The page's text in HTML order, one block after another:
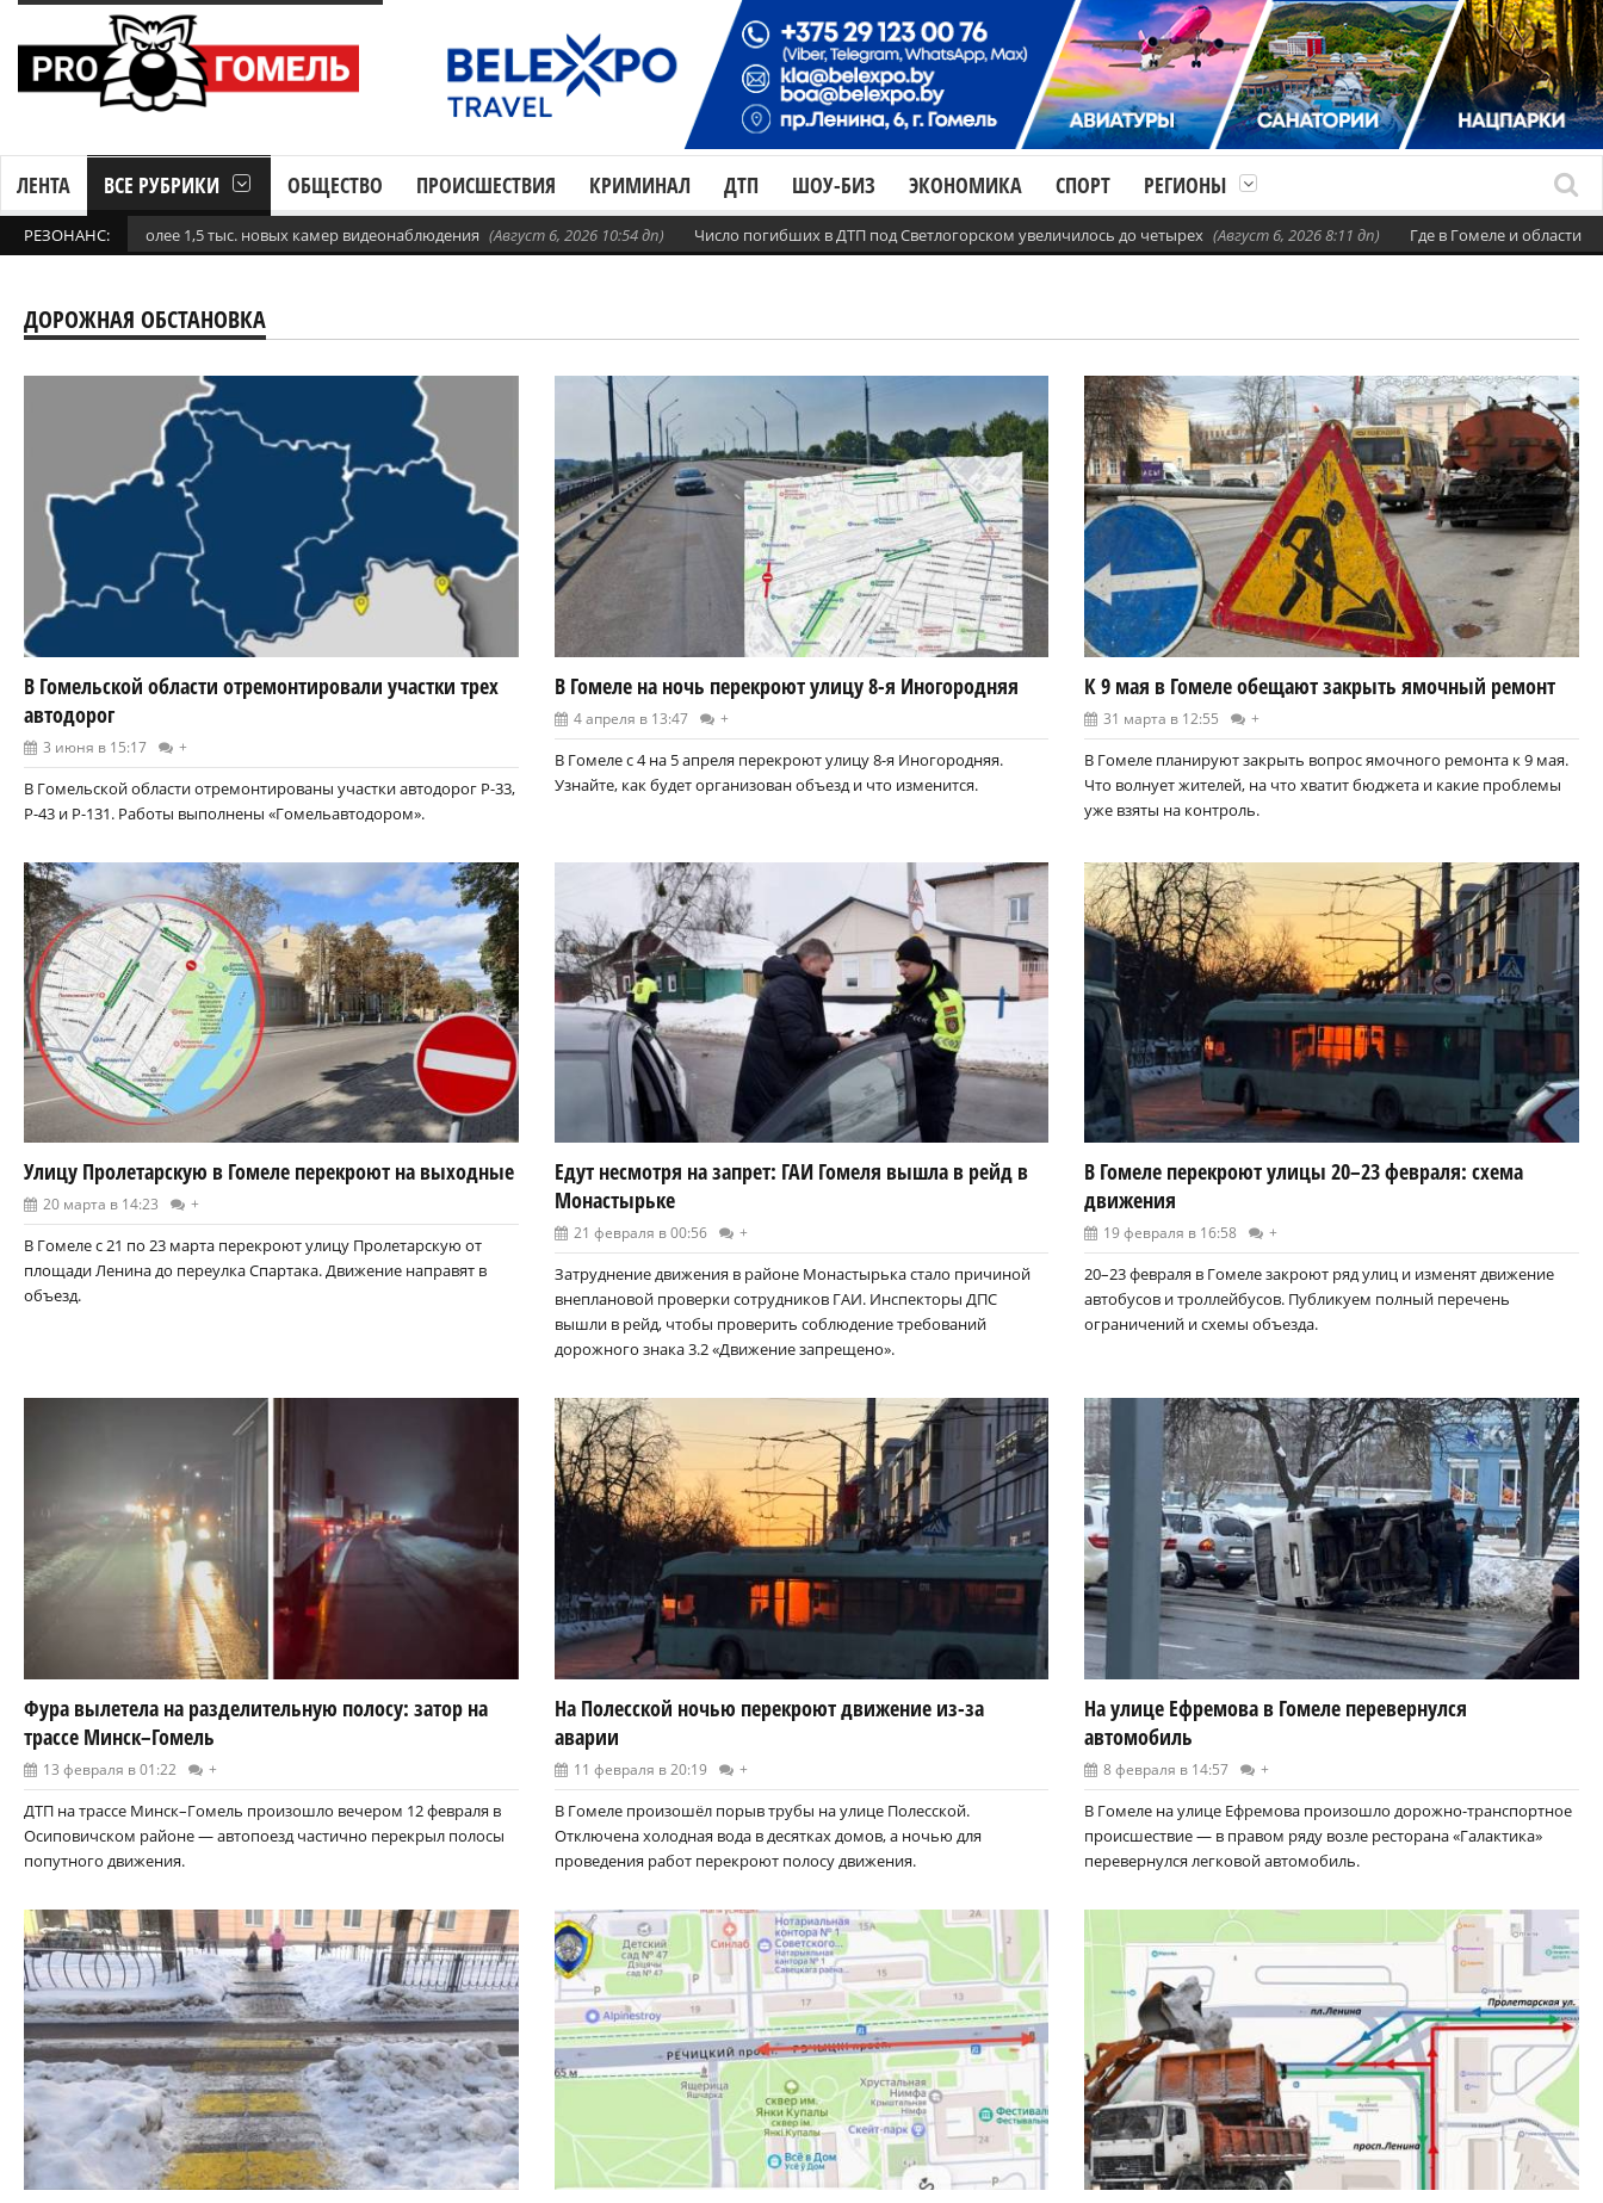
ЛЕНТА ВСЕ РУБРИКИ ОБЩЕСТВО ПРОИСШЕСТВИЯ КРИМИНАЛ ДТП ШОУ-БИЗ ЭКОНОМИКА СПОРТ РЕГИОНЫ
РЕЗОНАНС:
1,5 тыс. новых камер видеонаблюдения (Август 6, 2026 10:54 дп) Число погибших в ДТП под Светлогорском увеличилось до четырех (Август 6, 2026 8:11 дп) Где в Гомеле и области 6 августа
ДОРОЖНАЯ ОБСТАНОВКА
В Гомельской области отремонтировали участки трех
автодорог
3 июня в 15:17 +
В Гомельской области отремонтированы участки автодорог Р-33,
Р-43 и Р-131. Работы выполнены «Гомельавтодором».
В Гомеле на ночь перекроют улицу 8-я Иногородняя
4 апреля в 13:47 +
В Гомеле с 4 на 5 апреля перекроют улицу 8-я Иногородняя.
Узнайте, как будет организован объезд и что изменится.
К 9 мая в Гомеле обещают закрыть ямочный ремонт
31 марта в 12:55 +
В Гомеле планируют закрыть вопрос ямочного ремонта к 9 мая.
Что волнует жителей, на что хватит бюджета и какие проблемы
уже взяты на контроль.
Улицу Пролетарскую в Гомеле перекроют на выходные
20 марта в 14:23 +
В Гомеле с 21 по 23 марта перекроют улицу Пролетарскую от
площади Ленина до переулка Спартака. Движение направят в
объезд.
Едут несмотря на запрет: ГАИ Гомеля вышла в рейд в
Монастырьке
21 февраля в 00:56 +
Затруднение движения в районе Монастырька стало причиной
внеплановой проверки сотрудников ГАИ. Инспекторы ДПС
вышли в рейд, чтобы проверить соблюдение требований
дорожного знака 3.2 «Движение запрещено».
В Гомеле перекроют улицы 20–23 февраля: схема
движения
19 февраля в 16:58 +
20–23 февраля в Гомеле закроют ряд улиц и изменят движение
автобусов и троллейбусов. Публикуем полный перечень
ограничений и схемы объезда.
Фура вылетела на разделительную полосу: затор на
трассе Минск–Гомель
13 февраля в 01:22 +
ДТП на трассе Минск–Гомель произошло вечером 12 февраля в
Осиповичском районе — автопоезд частично перекрыл полосы
попутного движения.
На Полесской ночью перекроют движение из-за
аварии
11 февраля в 20:19 +
В Гомеле произошёл порыв трубы на улице Полесской.
Отключена холодная вода в десятках домов, а ночью для
проведения работ перекроют полосу движения.
На улице Ефремова в Гомеле перевернулся
автомобиль
8 февраля в 14:57 +
В Гомеле на улице Ефремова произошло дорожно-транспортное
происшествие — в правом ряду возле ресторана «Галактика»
перевернулся легковой автомобиль.